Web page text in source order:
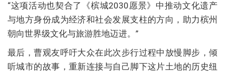
“这项活动也契合了《槟城2030愿景》中推动文化遗产
与地方身份成为经济和社会发展支柱的方向，助力槟州
朝向世界级文化与旅游胜地迈进。”
最后，曹观友呼吁大众在此次步行过程中放慢脚步，倾
听城市的故事，重新连接与自己脚下这片土地的历史纽